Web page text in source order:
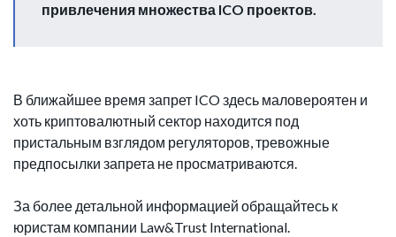
привлечения множества ICO проектов.
В ближайшее время запрет ICO здесь маловероятен и
хоть криптовалютный сектор находится под
пристальным взглядом регуляторов, тревожные
предпосылки запрета не просматриваются.
За более детальной информацией обращайтесь к
юристам компании Law&Trust International.